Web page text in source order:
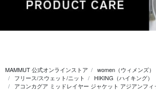
MAMMUT 公式オンラインストア women（ウィメンズ）
フリース/スウェット/ニット
HIKING（ハイキング）
アコンカグア ミッドレイヤー ジャケット アジアンフィ